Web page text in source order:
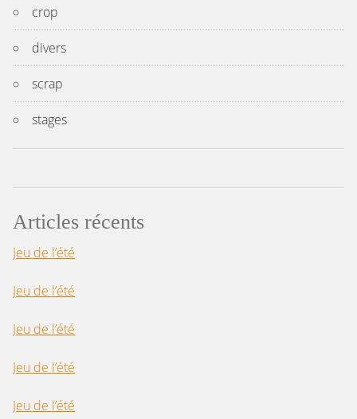
crop
divers
scrap
stages
Articles récents
Jeu de l’été
Jeu de l’été
Jeu de l’été
Jeu de l’été
Jeu de l’été